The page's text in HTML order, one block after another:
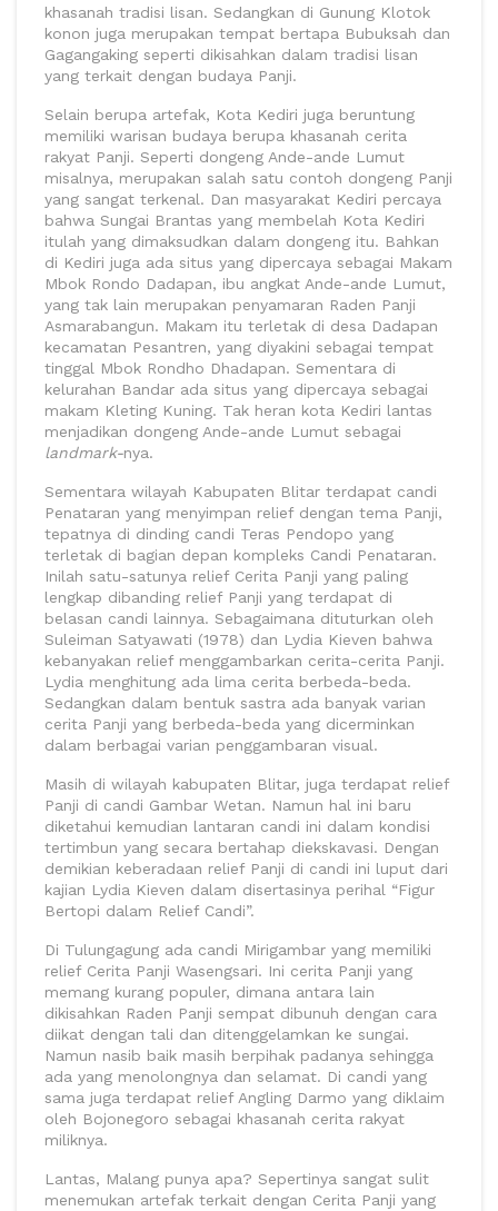
khasanah tradisi lisan. Sedangkan di Gunung Klotok
konon juga merupakan tempat bertapa Bubuksah dan
Gagangaking seperti dikisahkan dalam tradisi lisan
yang terkait dengan budaya Panji.
Selain berupa artefak, Kota Kediri juga beruntung
memiliki warisan budaya berupa khasanah cerita
rakyat Panji. Seperti dongeng Ande-ande Lumut
misalnya, merupakan salah satu contoh dongeng Panji
yang sangat terkenal. Dan masyarakat Kediri percaya
bahwa Sungai Brantas yang membelah Kota Kediri
itulah yang dimaksudkan dalam dongeng itu. Bahkan
di Kediri juga ada situs yang dipercaya sebagai Makam
Mbok Rondo Dadapan, ibu angkat Ande-ande Lumut,
yang tak lain merupakan penyamaran Raden Panji
Asmarabangun. Makam itu terletak di desa Dadapan
kecamatan Pesantren, yang diyakini sebagai tempat
tinggal Mbok Rondho Dhadapan. Sementara di
kelurahan Bandar ada situs yang dipercaya sebagai
makam Kleting Kuning. Tak heran kota Kediri lantas
menjadikan dongeng Ande-ande Lumut sebagai
landmark-nya.
Sementara wilayah Kabupaten Blitar terdapat candi
Penataran yang menyimpan relief dengan tema Panji,
tepatnya di dinding candi Teras Pendopo yang
terletak di bagian depan kompleks Candi Penataran.
Inilah satu-satunya relief Cerita Panji yang paling
lengkap dibanding relief Panji yang terdapat di
belasan candi lainnya. Sebagaimana dituturkan oleh
Suleiman Satyawati (1978) dan Lydia Kieven bahwa
kebanyakan relief menggambarkan cerita-cerita Panji.
Lydia menghitung ada lima cerita berbeda-beda.
Sedangkan dalam bentuk sastra ada banyak varian
cerita Panji yang berbeda-beda yang dicerminkan
dalam berbagai varian penggambaran visual.
Masih di wilayah kabupaten Blitar, juga terdapat relief
Panji di candi Gambar Wetan. Namun hal ini baru
diketahui kemudian lantaran candi ini dalam kondisi
tertimbun yang secara bertahap diekskavasi. Dengan
demikian keberadaan relief Panji di candi ini luput dari
kajian Lydia Kieven dalam disertasinya perihal “Figur
Bertopi dalam Relief Candi”.
Di Tulungagung ada candi Mirigambar yang memiliki
relief Cerita Panji Wasengsari. Ini cerita Panji yang
memang kurang populer, dimana antara lain
dikisahkan Raden Panji sempat dibunuh dengan cara
diikat dengan tali dan ditenggelamkan ke sungai.
Namun nasib baik masih berpihak padanya sehingga
ada yang menolongnya dan selamat. Di candi yang
sama juga terdapat relief Angling Darmo yang diklaim
oleh Bojonegoro sebagai khasanah cerita rakyat
miliknya.
Lantas, Malang punya apa? Sepertinya sangat sulit
menemukan artefak terkait dengan Cerita Panji yang